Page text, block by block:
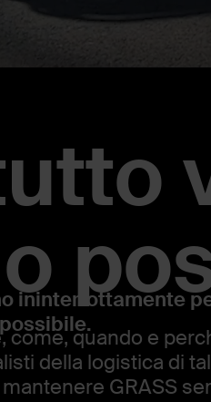
ininterrottamente
quando e
della logistica di
GRASS